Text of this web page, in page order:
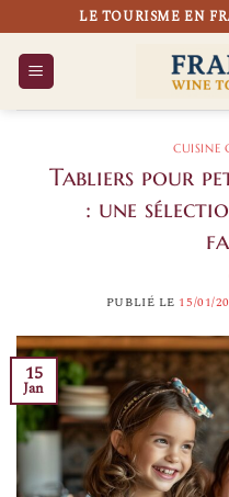
au
contenu
LE TOURISME EN
CUISINE
Tabliers pour
: une
PUBLIÉ LE 15/01/
15
Jan